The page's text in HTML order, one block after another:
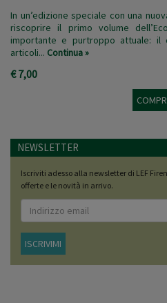
In un’edizione speciale con una
riscoprire il primo volume
importante e purtroppo attuale: il
articoli... Continua »
€ 7,00
NEWSLETTER
Iscriviti adesso alla newsletter di LEF
offerte e le novità in arrivo.
ISCRIVIMI